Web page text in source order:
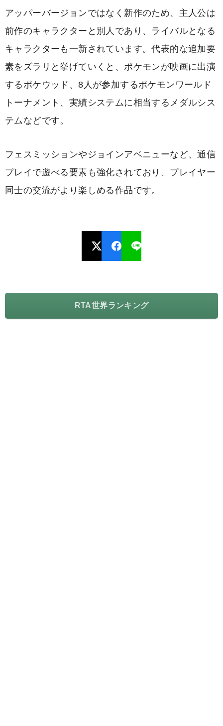
アッパーバージョンではなく新作のため、主人公は
前作のキャラクターと別人であり、ライバルとなる
キャラクターも一新されています。代表的な追加要
素をズラリと挙げていくと、ポケモンが映画に出演
するポケウッド、8人が参加するポケモンワールド
トーナメント、実績システムに相当するメダルシス
テムなどです。
フェスミッションやジョインアベニューなど、通信
プレイで遊べる要素も強化されており、プレイヤー
同士の交流がより楽しめる作品です。
RTA世界ランキング